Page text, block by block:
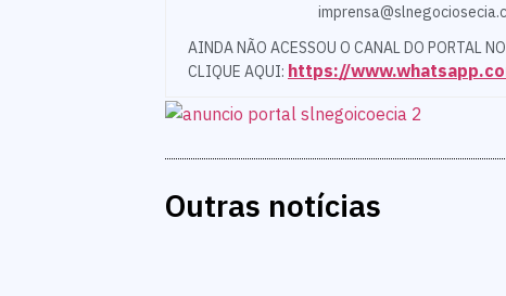
AINDA NÃO ACESSOU O CANAL DO PORTAL
CLIQUE AQUI: https://
Outras notícias